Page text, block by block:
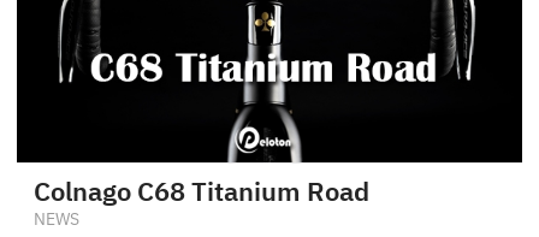
Colnago C68 Titanium Road
NEWS